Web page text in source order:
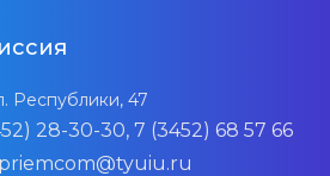
Республики, 47
28-30-30, 7 (3452) 68 57 66
priemcom@tyuiu.ru